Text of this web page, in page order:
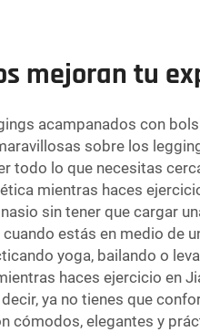
mejoran tu
acampanados con
sobre los
lo que necesitas
mientras haces
sin tener que cargar
estás en medio de
yoga, bailando o
haces ejercicio en
ya no tienes que
cómodos, elegantes y